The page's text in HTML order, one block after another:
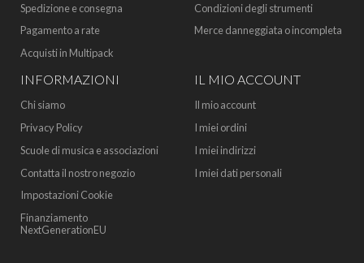
Spedizione e consegna
Pagamento a rate
Acquisti in Multipack
Condizioni degli strumenti
Merce danneggiata o incompleta
INFORMAZIONI
Chi siamo
Privacy Policy
Scuole di musica e associazioni
Contatta il nostro negozio
Impostazioni Cookie
Finanziamento
NextGenerationEU
IL MIO ACCOUNT
Il mio account
I miei ordini
I miei indirizzi
I miei dati personali